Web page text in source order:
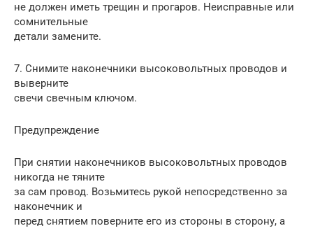
не должен иметь трещин и прогаров. Неисправные или
сомнительные
детали замените.
7. Снимите наконечники высоковольтных проводов и
выверните
свечи свечным ключом.
Предупреждение
При снятии наконечников высоковольтных проводов
никогда не тяните
за сам провод. Возьмитесь рукой непосредственно за
наконечник и
перед снятием поверните его из стороны в сторону, а